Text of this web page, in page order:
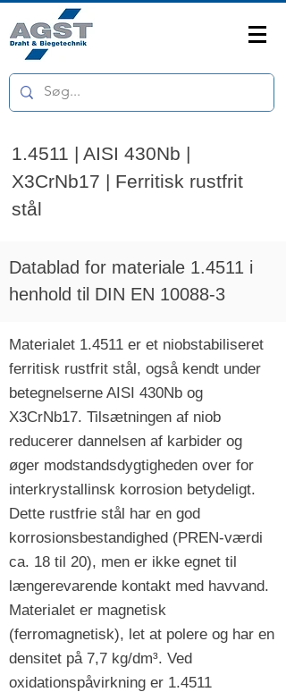
1.4511 | AISI 430Nb |
X3CrNb17 | Ferritisk rustfrit
stål
Datablad for materiale 1.4511 i
henhold til DIN EN 10088-3
Materialet 1.4511 er et niobstabiliseret
ferritisk rustfrit stål, også kendt under
betegnelserne AISI 430Nb og
X3CrNb17. Tilsætningen af niob
reducerer dannelsen af karbider og
øger modstandsdygtigheden over for
interkrystallinsk korrosion betydeligt.
Dette rustfrie stål har en god
korrosionsbestandighed (PREN-værdi
ca. 18 til 20), men er ikke egnet til
længerevarende kontakt med havvand.
Materialet er magnetisk
(ferromagnetisk), let at polere og har en
densitet på 7,7 kg/dm³. Ved
oxidationspåvirkning er 1.4511